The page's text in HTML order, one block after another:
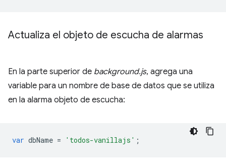
Actualiza el objeto de escucha de alarmas
En la parte superior de background.js, agrega una
variable para un nombre de base de datos que se utiliza
en la alarma objeto de escucha:
var dbName = 'todos-vanillajs' ;